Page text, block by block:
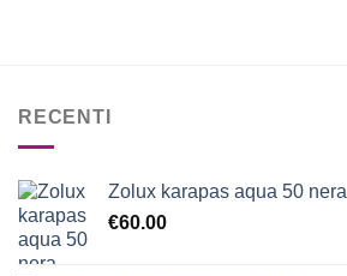
RECENTI
Zolux karapas aqua 50 nera
€60.00